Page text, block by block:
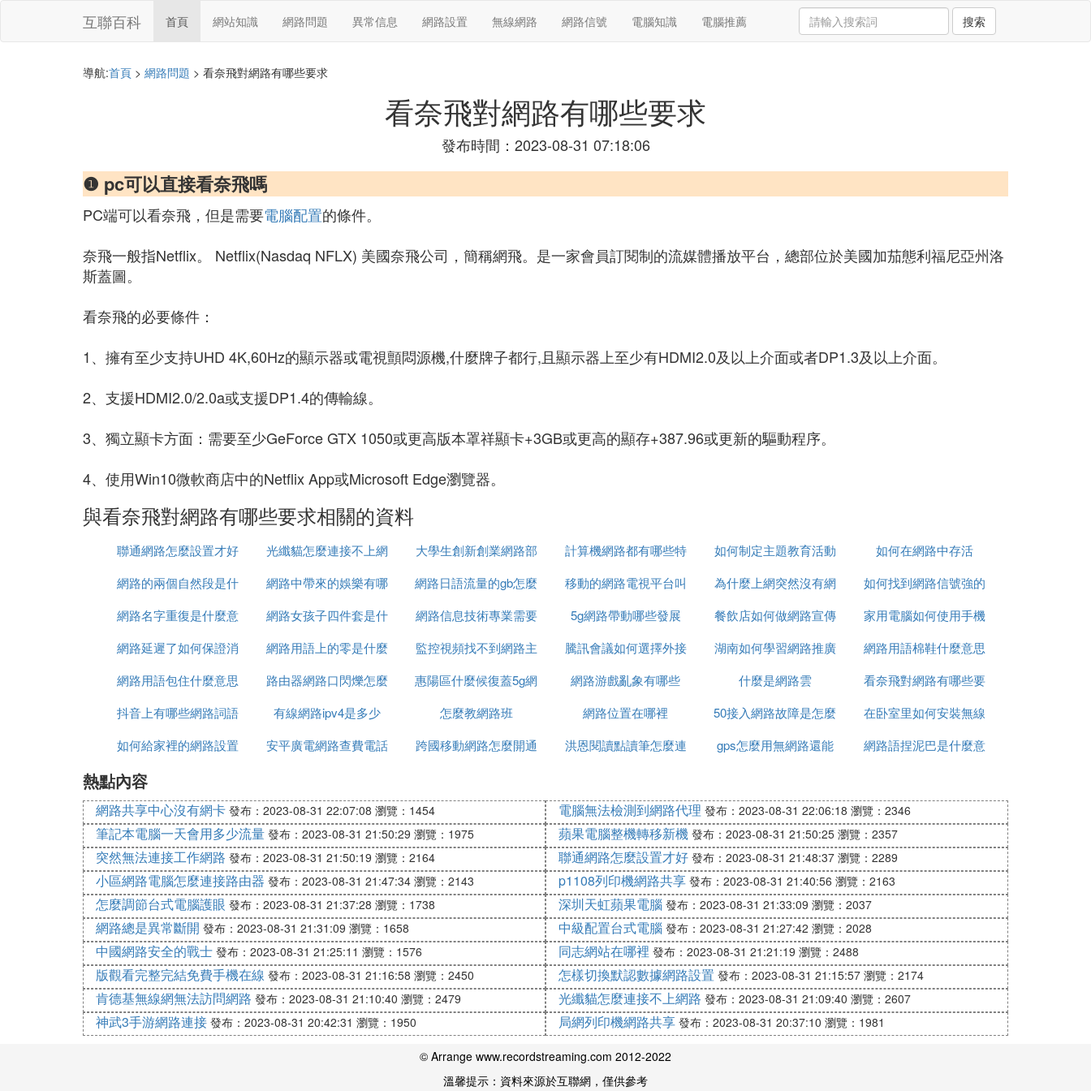
互聯百科 首頁 網站知識 網路問題 異常信息 網路設置 無線網路 網路信號 電腦知識 電腦推薦 搜索
導航:首頁 > 網路問題 > 看奈飛對網路有哪些要求
看奈飛對網路有哪些要求
發布時間：2023-08-31 07:18:06
❶ pc可以直接看奈飛嗎
PC端可以看奈飛，但是需要電腦配置的條件。
奈飛一般指Netflix。 Netflix(Nasdaq NFLX) 美國奈飛公司，簡稱網飛。是一家會員訂閱制的流媒體播放平台，總部位於美國加茄態利福尼亞州洛
斯蓋圖。
看奈飛的必要條件：
1、擁有至少支持UHD 4K,60Hz的顯示器或電視顫悶源機,什麼牌子都行,且顯示器上至少有HDMI2.0及以上介面或者DP1.3及以上介面。
2、支援HDMI2.0/2.0a或支援DP1.4的傳輸線。
3、獨立顯卡方面：需要至少GeForce GTX 1050或更高版本罩祥顯卡+3GB或更高的顯存+387.96或更新的驅動程序。
4、使用Win10微軟商店中的Netflix App或Microsoft Edge瀏覽器。
與看奈飛對網路有哪些要求相關的資料
聯通網路怎麼設置才好
光纖貓怎麼連接不上網
路
大學生創新創業網路部
學什麼
計算機網路都有哪些特
徵
如何制定主題教育活動
網路圖
如何在網路中存活
網路的兩個自然段是什
麼
網路中帶來的娛樂有哪
些
網路日語流量的gb怎麼
讀
移動的網路電視平台叫
什麼
為什麼上網突然沒有網
路了
如何找到網路信號強的
人
網路名字重復是什麼意
思
網路女孩子四件套是什
麼意思
網路信息技術專業需要
什麼電腦
5g網路帶動哪些發展 餐飲店如何做網路宣傳
家用電腦如何使用手機
網路
網路延遲了如何保證消
息有序
網路用語上的零是什麼
意思
監控視頻找不到網路主
機什麼意思
騰訊會議如何選擇外接
網路攝像頭
湖南如何學習網路推廣
網路用語棉鞋什麼意思
網路用語包住什麼意思
路由器網路口閃爍怎麼
弄
惠陽區什麼候復蓋5g網
路
網路游戲亂象有哪些 什麼是網路雲
看奈飛對網路有哪些要
求
抖音上有哪些網路詞語 有線網路ipv4是多少 怎麼教網路班 網路位置在哪裡
50接入網路故障是怎麼
回事
在卧室里如何安裝無線
網路
如何給家裡的網路設置
安平廣電網路查費電話
跨國移動網路怎麼開通
洪恩閱讀點讀筆怎麼連
gps怎麼用無網路還能
網路語捏泥巴是什麼意
熱點內容
網路共享中心沒有網卡 發布：2023-08-31 22:07:08 瀏覽：1454 電腦無法檢測到網路代理 發布：2023-08-31 22:06:18 瀏覽：2346
筆記本電腦一天會用多少流量 發布：2023-08-31 21:50:29 瀏覽：1975 蘋果電腦整機轉移新機 發布：2023-08-31 21:50:25 瀏覽：2357
突然無法連接工作網路 發布：2023-08-31 21:50:19 瀏覽：2164 聯通網路怎麼設置才好 發布：2023-08-31 21:48:37 瀏覽：2289
小區網路電腦怎麼連接路由器 發布：2023-08-31 21:47:34 瀏覽：2143 p1108列印機網路共享 發布：2023-08-31 21:40:56 瀏覽：2163
怎麼調節台式電腦護眼 發布：2023-08-31 21:37:28 瀏覽：1738 深圳天虹蘋果電腦 發布：2023-08-31 21:33:09 瀏覽：2037
網路總是異常斷開 發布：2023-08-31 21:31:09 瀏覽：1658 中級配置台式電腦 發布：2023-08-31 21:27:42 瀏覽：2028
中國網路安全的戰士 發布：2023-08-31 21:25:11 瀏覽：1576 同志網站在哪裡 發布：2023-08-31 21:21:19 瀏覽：2488
版觀看完整完結免費手機在線 發布：2023-08-31 21:16:58 瀏覽：2450 怎樣切換默認數據網路設置 發布：2023-08-31 21:15:57 瀏覽：2174
肯德基無線網無法訪問網路 發布：2023-08-31 21:10:40 瀏覽：2479 光纖貓怎麼連接不上網路 發布：2023-08-31 21:09:40 瀏覽：2607
神武3手游網路連接 發布：2023-08-31 20:42:31 瀏覽：1950 局網列印機網路共享 發布：2023-08-31 20:37:10 瀏覽：1981
© Arrange www.recordstreaming.com 2012-2022
溫馨提示：資料來源於互聯網，僅供參考